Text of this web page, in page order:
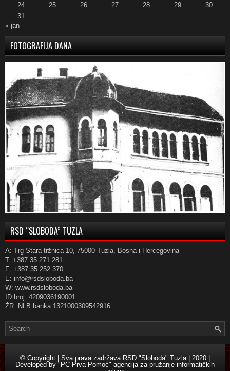
24
25 26 27 28 29
30
31
« jan
FOTOGRAFIJA DANA
RSD “SLOBODA” TUZLA
A: Trg Stara tržnica 10, 75000 Tuzla, Bosna i Hercegovina
T: +387 35 271 281
F: +387 35 252 370
E: info@rsdsloboda.ba
W: www.rsdsloboda.ba
ID broj: 4209036190001
ŽR: NLB banka 1321000309542916
© Copyright | Sva prava zadržava RSD "Sloboda" Tuzla | 2020 |
Developed by "PC Prva Pomoć" agencija za pružanje informatičkih